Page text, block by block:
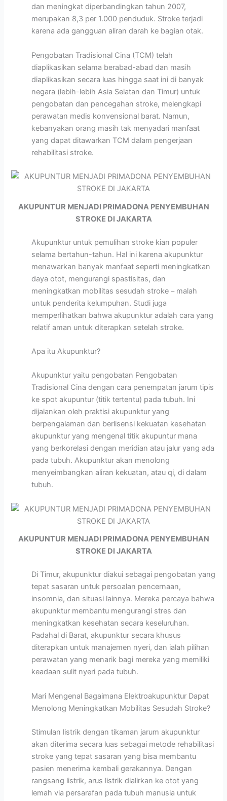
dan meningkat diperbandingkan tahun 2007,
merupakan 8,3 per 1.000 penduduk. Stroke terjadi
karena ada gangguan aliran darah ke bagian otak.
Pengobatan Tradisional Cina (TCM) telah
diaplikasikan selama berabad-abad dan masih
diaplikasikan secara luas hingga saat ini di banyak
negara (lebih-lebih Asia Selatan dan Timur) untuk
pengobatan dan pencegahan stroke, melengkapi
perawatan medis konvensional barat. Namun,
kebanyakan orang masih tak menyadari manfaat
yang dapat ditawarkan TCM dalam pengerjaan
rehabilitasi stroke.
AKUPUNTUR MENJADI PRIMADONA PENYEMBUHAN
STROKE DI JAKARTA
Akupunktur untuk pemulihan stroke kian populer
selama bertahun-tahun. Hal ini karena akupunktur
menawarkan banyak manfaat seperti meningkatkan
daya otot, mengurangi spastisitas, dan
meningkatkan mobilitas sesudah stroke – malah
untuk penderita kelumpuhan. Studi juga
memperlihatkan bahwa akupunktur adalah cara yang
relatif aman untuk diterapkan setelah stroke.
Apa itu Akupunktur?
Akupunktur yaitu pengobatan Pengobatan
Tradisional Cina dengan cara penempatan jarum tipis
ke spot akupuntur (titik tertentu) pada tubuh. Ini
dijalankan oleh praktisi akupunktur yang
berpengalaman dan berlisensi kekuatan kesehatan
akupunktur yang mengenal titik akupuntur mana
yang berkorelasi dengan meridian atau jalur yang ada
pada tubuh. Akupunktur akan menolong
menyeimbangkan aliran kekuatan, atau qi, di dalam
tubuh.
AKUPUNTUR MENJADI PRIMADONA PENYEMBUHAN
STROKE DI JAKARTA
Di Timur, akupunktur diakui sebagai pengobatan yang
tepat sasaran untuk persoalan pencernaan,
insomnia, dan situasi lainnya. Mereka percaya bahwa
akupunktur membantu mengurangi stres dan
meningkatkan kesehatan secara keseluruhan.
Padahal di Barat, akupunktur secara khusus
diterapkan untuk manajemen nyeri, dan ialah pilihan
perawatan yang menarik bagi mereka yang memiliki
keadaan sulit nyeri pada tubuh.
Mari Mengenal Bagaimana Elektroakupunktur Dapat
Menolong Meningkatkan Mobilitas Sesudah Stroke?
Stimulan listrik dengan tikaman jarum akupunktur
akan diterima secara luas sebagai metode rehabilitasi
stroke yang tepat sasaran yang bisa membantu
pasien menerima kembali gerakannya. Dengan
rangsang listrik, arus listrik dialirkan ke otot yang
lemah via persarafan pada tubuh manusia untuk